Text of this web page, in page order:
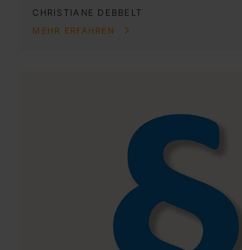
CHRISTIANE DEBBELT
MEHR ERFAHREN